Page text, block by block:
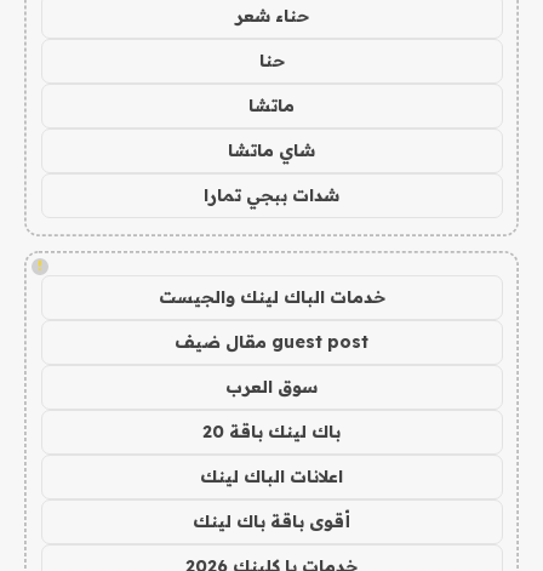
حناء شعر
حنا
ماتشا
شاي ماتشا
شدات ببجي تمارا
!
خدمات الباك لينك والجيست
guest post مقال ضيف
سوق العرب
باك لينك باقة 20
اعلانات الباك لينك
أقوى باقة باك لينك
خدمات با كلينك 2026